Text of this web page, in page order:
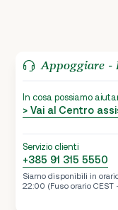
Appoggiare -
In cosa possiamo
> Vai al Centro
Servizio clienti
+385 91 315 5550
Siamo disponibili in
22:00 (Fuso orario CEST